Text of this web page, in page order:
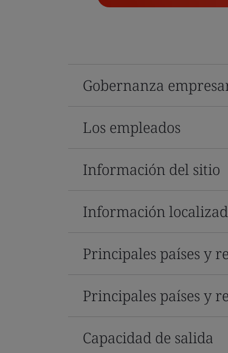
Gobernanza
Los empleados
Información del sitio
Información
Principales países y
Principales países y
Capacidad de salida